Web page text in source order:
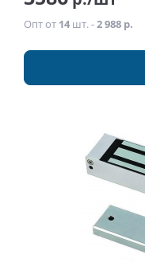
Опт от 14 шт. -2 988 р.